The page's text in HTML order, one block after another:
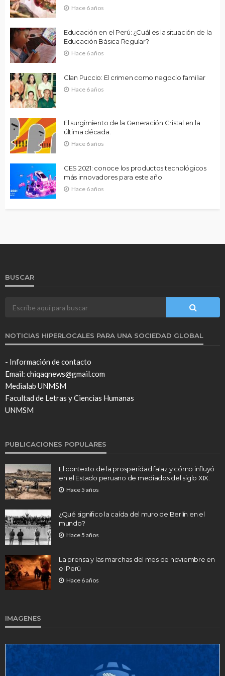
Hace 6 años
Educación en el Perú: ¿Cuál es la situación de la
Educación Básica Regular?
Hace 6 años
Clan Puccio: El crimen como negocio familiar
Hace 6 años
El surgimiento de la Generación Cristal en la
última década.
Hace 6 años
CES 2021: conoce los productos tecnológicos
más innovadores para este año
Hace 6 años
BUSCAR
NOTICIAS HIPERLOCALES PARA UNA SOCIEDAD GLOBAL
- Información de contacto
Email: chiqaqnews@gmail.com
Medialab UNMSM
Facultad de Letras y Ciencias Humanas
UNMSM
PUBLICACIONES POPULARES
El contexto de la prosperidad falaz y cómo influyó
en el Estado peruano de mediados del siglo XIX.
Hace 5 años
¿Qué significo la caída del muro de Berlín en el
mundo?
Hace 5 años
La prensa y las marchas del mes de noviembre en
el Perú
Hace 6 años
IMAGENES